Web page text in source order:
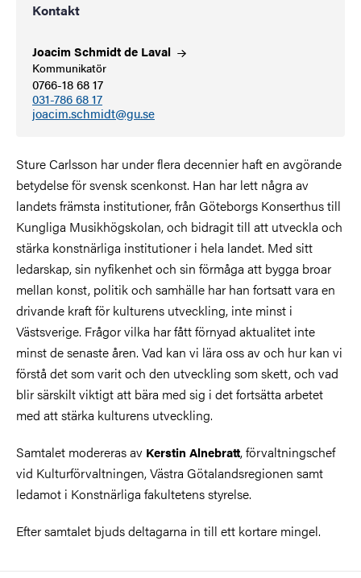
Kontakt
Joacim Schmidt de Laval
Kommunikatör
0766-18 68 17
031-786 68 17
joacim.schmidt@gu.se
Sture Carlsson har under flera decennier haft en avgörande
betydelse för svensk scenkonst. Han har lett några av
landets främsta institutioner, från Göteborgs Konserthus till
Kungliga Musikhögskolan, och bidragit till att utveckla och
stärka konstnärliga institutioner i hela landet. Med sitt
ledarskap, sin nyfikenhet och sin förmåga att bygga broar
mellan konst, politik och samhälle har han fortsatt vara en
drivande kraft för kulturens utveckling, inte minst i
Västsverige. Frågor vilka har fått förnyad aktualitet inte
minst de senaste åren. Vad kan vi lära oss av och hur kan vi
förstå det som varit och den utveckling som skett, och vad
blir särskilt viktigt att bära med sig i det fortsätta arbetet
med att stärka kulturens utveckling.
Samtalet modereras av Kerstin Alnebratt, förvaltningschef
vid Kulturförvaltningen, Västra Götalandsregionen samt
ledamot i Konstnärliga fakultetens styrelse.
Efter samtalet bjuds deltagarna in till ett kortare mingel.